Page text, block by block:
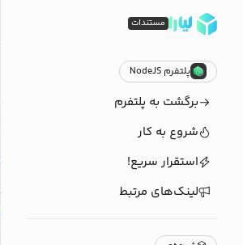
مستندات
پلتفرم NodeJS
برگشت به پلتفرم
شروع به کار
استقرار سریع!
لینک‌های مرتبط